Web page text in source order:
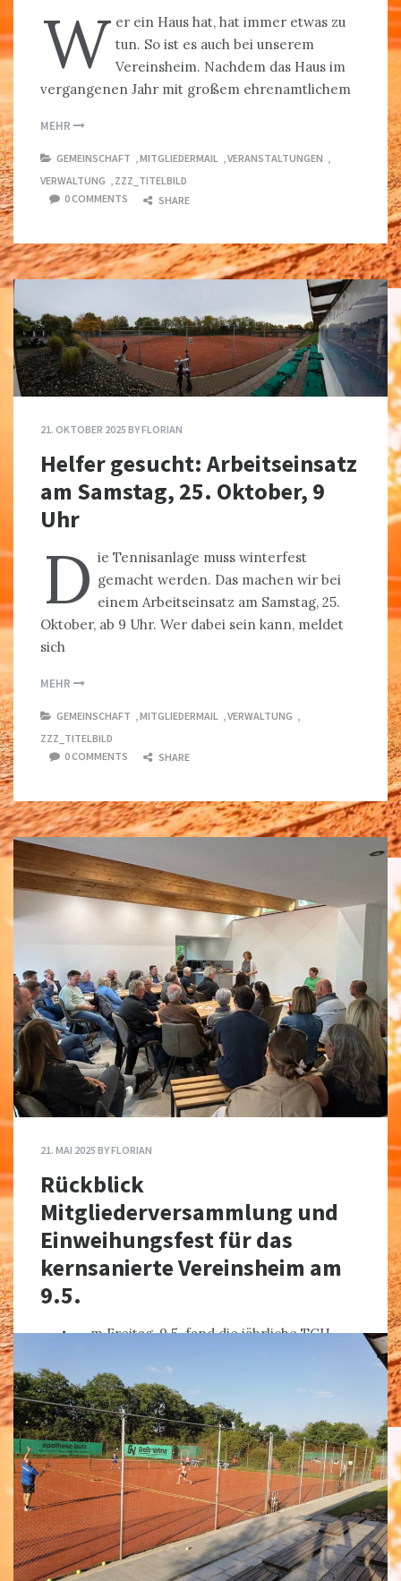
W er ein Haus hat, hat immer etwas zu
tun. So ist es auch bei unserem
Vereinsheim. Nachdem das Haus im
vergangenen Jahr mit großem ehrenamtlichem
MEHR
GEMEINSCHAFT ,MITGLIEDERMAIL ,VERANSTALTUNGEN ,
VERWALTUNG , ZZZ_TITELBILD
0 COMMENTS
SHARE
21. OKTOBER 2025 BYFLORIAN
Helfer gesucht: Arbeitseinsatz
am Samstag, 25. Oktober, 9
Uhr
D ie Tennisanlage muss winterfest
gemacht werden. Das machen wir bei
einem Arbeitseinsatz am Samstag, 25.
Oktober, ab 9 Uhr. Wer dabei sein kann, meldet
sich
MEHR
GEMEINSCHAFT MITGLIEDERMAIL VERWALTUNG
ZZZ_TITELBILD
0 COMMENTS
SHARE
21. MAI 2025 BYFLORIAN
Rückblick
Mitgliederversammlung und
Einweihungsfest für das
kernsanierte Vereinsheim am
9.5.
A m Freitag, 9.5. fand die jährliche TCH
Einweihungsfest für das kernsanierte
Vereinsheim statt. 49 Mitglieder hatten sich in
die Teilnahmeliste der Mitgliederversammlung
MEHR
GEMEINSCHAFT ,MITGLIEDERMAIL VERANSTALTUNGEN ,
VERWALTUNG
,ZZZ_TITELBILD
0 COMMENTS
SHARE